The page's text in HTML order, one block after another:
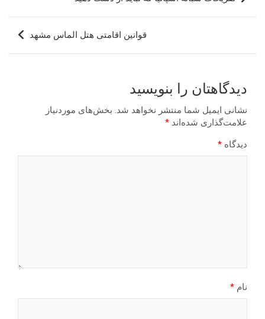
نوشته
قوانین اقامتی هتل الماس مشهد
دیدگاهتان را بنویسید
نشانی ایمیل شما منتشر نخواهد شد. بخش‌های موردنیاز
علامت‌گذاری شده‌اند *
دیدگاه *
نام *